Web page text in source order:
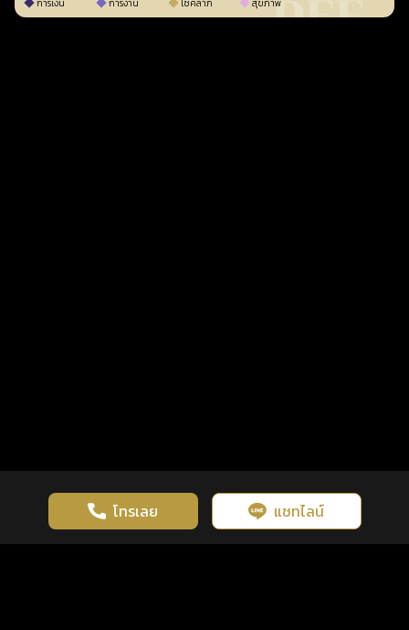
การเงิน การงาน โชคลาภ สุขภาพ
โทรเลย แชทไลน์
เว็บไซต์นี้มีการใช้งานคุกกี้ เพื่อเพิ่มประสิทธิภาพและประสบการณ์ที่ดี
ในการใช้งานเว็บไซต์ นโยบายความเป็นส่วนตัว
รู้ก่อน พร้อมกว่า ทุกจังหวะชีวิต คลิกดูดวงฟรี